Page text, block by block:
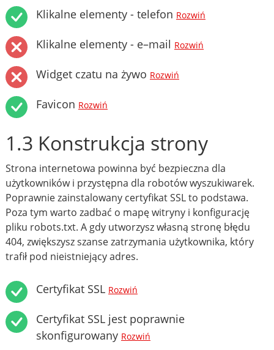
Klikalne elementy - telefon Rozwiń
Klikalne elementy - e–mail Rozwiń
Widget czatu na żywo Rozwiń
Favicon Rozwiń
1.3 Konstrukcja strony
Strona internetowa powinna być bezpieczna dla
użytkowników i przystępna dla robotów wyszukiwarek.
Poprawnie zainstalowany certyfikat SSL to podstawa.
Poza tym warto zadbać o mapę witryny i konfigurację
pliku robots.txt. A gdy utworzysz własną stronę błędu
404, zwiększysz szanse zatrzymania użytkownika, który
trafił pod nieistniejący adres.
Certyfikat SSL Rozwiń
Certyfikat SSL jest poprawnie
skonfigurowany Rozwiń